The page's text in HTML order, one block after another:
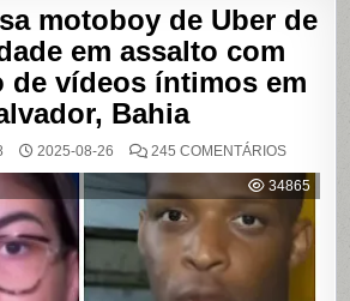
motoboy de Uber de
em assalto com
de vídeos íntimos em
Bahia
2025-08-26 245 COMENTÁRIOSEM
ACUSA
DE
UBER
DE
EM
34865